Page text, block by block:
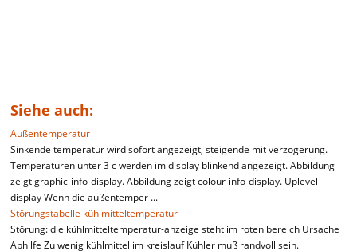
Siehe auch:
Außentemperatur
Sinkende temperatur wird sofort angezeigt, steigende mit verzögerung.
Temperaturen unter 3 c werden im display blinkend angezeigt. Abbildung
zeigt graphic-info-display. Abbildung zeigt colour-info-display. Uplevel-
display Wenn die außentemper ...
Störungstabelle kühlmitteltemperatur
Störung: die kühlmitteltemperatur-anzeige steht im roten bereich Ursache
Abhilfe Zu wenig kühlmittel im kreislauf Kühler muß randvoll sein.